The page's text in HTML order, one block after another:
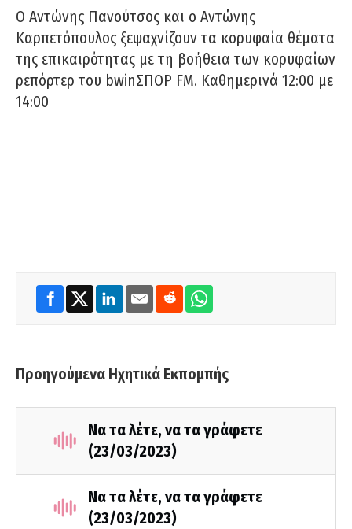
Ο Αντώνης Πανούτσος και ο Αντώνης
Καρπετόπουλος ξεψαχνίζουν τα κορυφαία θέματα
της επικαιρότητας με τη βοήθεια των κορυφαίων
ρεπόρτερ του bwinΣΠΟΡ FM. Καθημερινά 12:00 με
14:00
Προηγούμενα Ηχητικά Εκπομπής
Να τα λέτε, να τα γράφετε
(23/03/2023)
Να τα λέτε, να τα γράφετε
(23/03/2023)